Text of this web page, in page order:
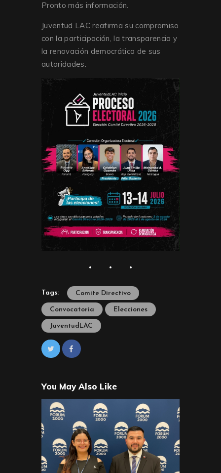
Pronto más información.
Juventud LAC reafirma su compromiso
con la participación, la transparencia y
la renovación democrática de sus
autoridades.
Tags: Comite Directivo
Convocatoria Elecciones
JuventudLAC
You May Also Like